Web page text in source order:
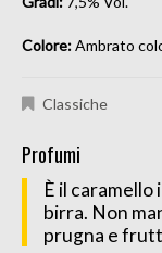
Colore:Ambrato
Classiche
Profumi
È il
birra. Non
prugna e